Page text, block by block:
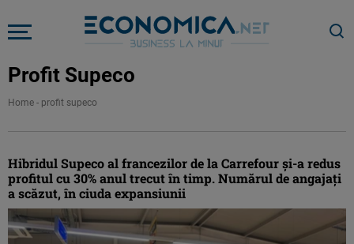
Profit Supeco
Home - profit supeco
Hibridul Supeco al francezilor de la Carrefour și-a redus
profitul cu 30% anul trecut în timp. Numărul de angajați
a scăzut, în ciuda expansiunii